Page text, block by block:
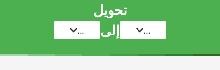
تحويل
... إلى ...